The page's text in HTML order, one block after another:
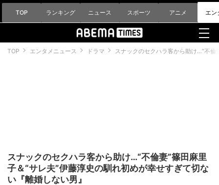
TOP ランキング ニュース スポーツ アニメ エン
TOP エンタメニュース ドラマ スナックのセクハラ客から助け…“不倫
スナックのセクハラ客から助け…“不倫妻”篠田麻里
子＆“サレ夫”伊藤淳史の馴れ初めが幸せすぎて切な
い『離婚しない男』